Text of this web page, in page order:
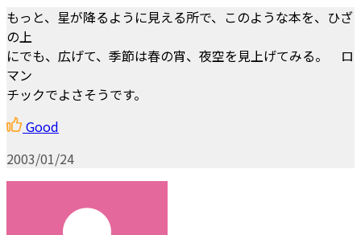
もっと、星が降るように見える所で、このような本を、ひざ
の上
にでも、広げて、季節は春の宵、夜空を見上げてみる。 ロ
マン
チックでよさそうです。
Good
2003/01/24